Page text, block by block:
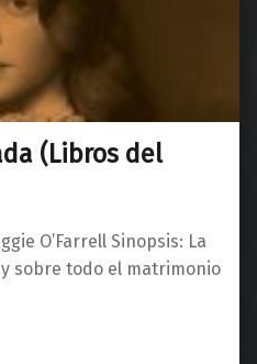
(Libros del
O’Farrell Sinopsis: La
sobre todo el matrimonio
Asterioide)”